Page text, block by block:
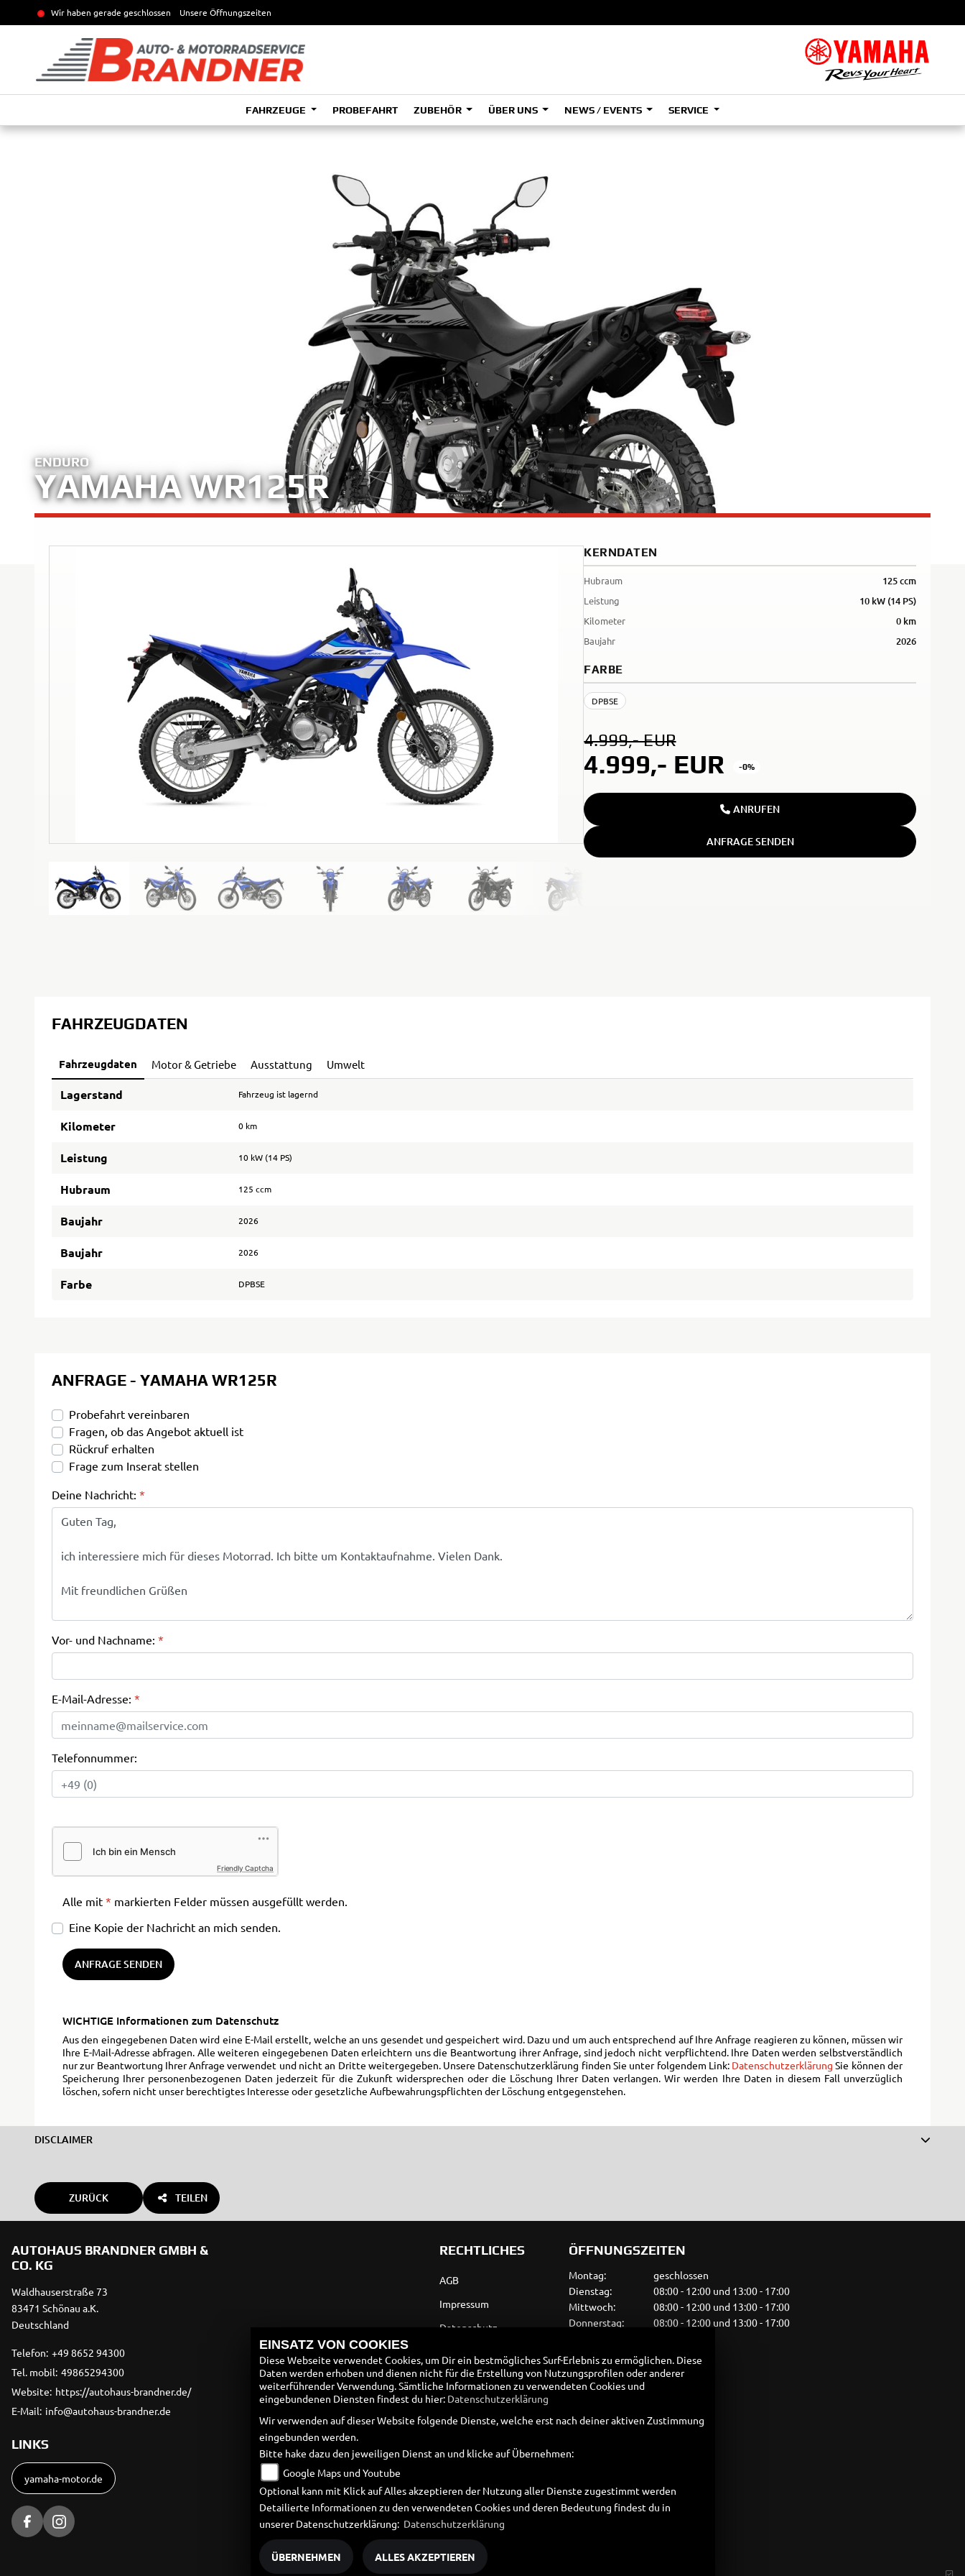
Wir haben gerade geschlossen Unsere Öffnungszeiten
FAHRZEUGE
ADVENTURE
OFFROAD COMPETITION
SPORT HERITAGE
SPORT TOURING
SUPERSPORT
Tenere
700
35kW
Tenere
700
Rally
Tenere
700
Rally
35kW
Tenere
700
World
Raid
A1
WR125R
PROBEFAHRT ZUBEHÖR ÜBER UNS NEWS / EVENTS SERVICE
ENDURO
YAMAHA WR125R
KERNDATEN
Hubraum 125 ccm
Leistung 10 kW (14 PS)
Kilometer 0 km
Baujahr 2026
FARBE
DPBSE
4.999,- EUR
4.999,- EUR -0%
ANRUFEN
ANFRAGE SENDEN
FAHRZEUGDATEN
Fahrzeugdaten Motor & Getriebe Ausstattung Umwelt
Lagerstand Fahrzeug ist lagernd
Kilometer 0 km
Leistung 10 kW (14 PS)
Hubraum 125 ccm
Baujahr 2026
Baujahr 2026
Farbe DPBSE
ANFRAGE - YAMAHA WR125R
Probefahrt vereinbaren
Fragen, ob das Angebot aktuell ist
Rückruf erhalten
Frage zum Inserat stellen
Deine Nachricht: *
Vor- und Nachname: *
E-Mail-Adresse: *
Telefonnummer:
Friendly Captcha
Alle mit * markierten Felder müssen ausgefüllt werden.
Eine Kopie der Nachricht an mich senden.
ANFRAGE SENDEN
WICHTIGE Informationen zum Datenschutz
Aus den eingegebenen Daten wird eine E-Mail erstellt, welche an uns gesendet und gespeichert wird. Dazu und um auch entsprechend auf Ihre Anfrage reagieren zu können, müssen wir
Ihre E-Mail-Adresse abfragen. Alle weiteren eingegebenen Daten erleichtern uns die Beantwortung ihrer Anfrage, sind jedoch nicht verpflichtend. Ihre Daten werden selbstverständlich
nur zur Beantwortung Ihrer Anfrage verwendet und nicht an Dritte weitergegeben. Unsere Datenschutzerklärung finden Sie unter folgendem Link: Datenschutzerklärung Sie können der
Speicherung Ihrer personenbezogenen Daten jederzeit für die Zukunft widersprechen oder die Löschung Ihrer Daten verlangen. Wir werden Ihre Daten in diesem Fall unverzüglich
löschen, sofern nicht unser berechtigtes Interesse oder gesetzliche Aufbewahrungspflichten der Löschung entgegenstehen.
DISCLAIMER
ZURÜCK TEILEN
AUTOHAUS BRANDNER GMBH &
CO. KG
Waldhauserstraße 73
83471 Schönau a.K.
Deutschland
Telefon: +49 8652 94300
Tel. mobil: 49865294300
Website: https://autohaus-brandner.de/
E-Mail: info@autohaus-brandner.de
LINKS
yamaha-motor.de
RECHTLICHES
AGB
Impressum
Datenschutz
Barrierefreiheit
Batteriegesetz
Altölverordnung
ÖFFNUNGSZEITEN
Montag:
geschlossen
Dienstag:
08:00 - 12:00 und 13:00 - 17:00
Mittwoch:
08:00 - 12:00 und 13:00 - 17:00
Donnerstag:
08:00 - 12:00 und 13:00 - 17:00
Samstag:
geschlossen
Sonntag:
geschlossen
Samstag nach Vereinbarung
EINSATZ VON COOKIES
Diese Webseite verwendet Cookies, um Dir ein bestmögliches Surf-Erlebnis zu ermöglichen. Diese
Daten werden erhoben und dienen nicht für die Erstellung von Nutzungsprofilen oder anderer
weiterführender Verwendung. Sämtliche Informationen zu verwendeten Cookies und
eingebundenen Diensten findest du hier: Datenschutzerklärung
Wir verwenden auf dieser Website folgende Dienste, welche erst nach deiner aktiven Zustimmung
eingebunden werden.
Bitte hake dazu den jeweiligen Dienst an und klicke auf Übernehmen:
Google Maps und Youtube
Optional kann mit Klick auf Alles akzeptieren der Nutzung aller Dienste zugestimmt werden
Detailierte Informationen zu den verwendeten Cookies und deren Bedeutung findest du in
unserer Datenschutzerklärung: Datenschutzerklärung
ÜBERNEHMEN ALLES AKZEPTIEREN